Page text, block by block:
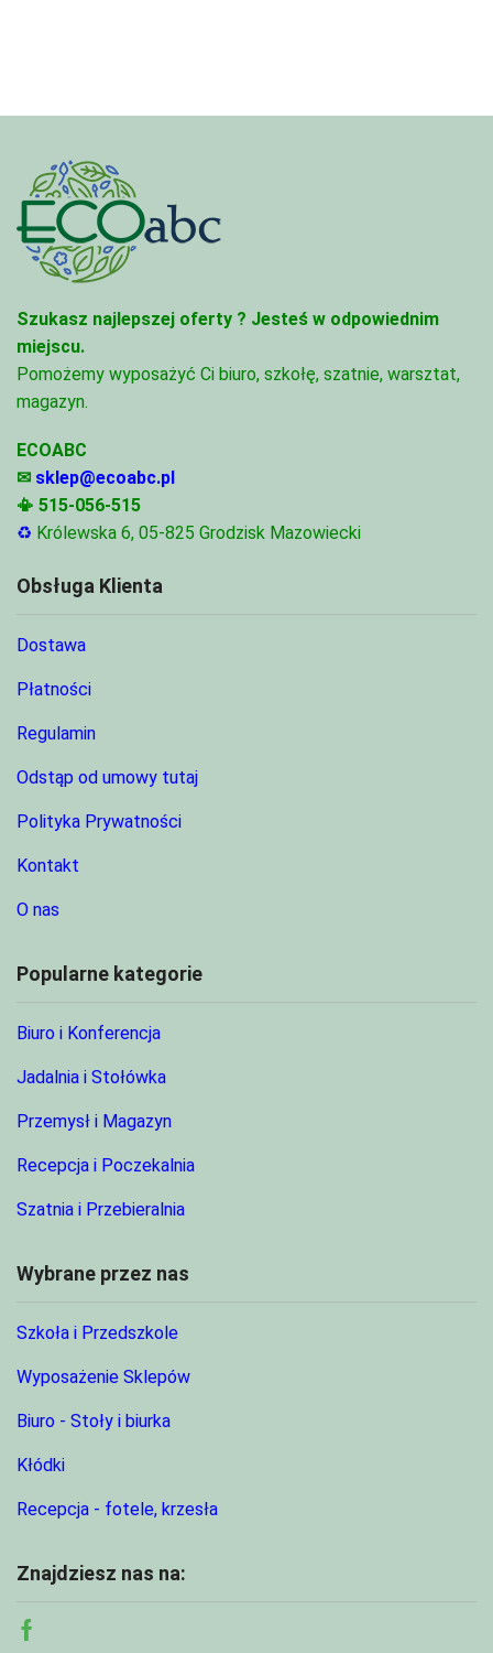
610,00 zł
Szukasz najlepszej oferty ? Jesteś w odpowiednim
miejscu.
Pomożemy wyposażyć Ci biuro, szkołę, szatnie, warsztat,
magazyn.
ECOABC
✉ sklep@ecoabc.pl
📳 515-056-515
♻ Królewska 6, 05-825 Grodzisk Mazowiecki
Obsługa Klienta
Dostawa
Płatności
Regulamin
Odstąp od umowy tutaj
Polityka Prywatności
Kontakt
O nas
Popularne kategorie
Biuro i Konferencja
Jadalnia i Stołówka
Przemysł i Magazyn
Recepcja i Poczekalnia
Szatnia i Przebieralnia
Wybrane przez nas
Szkoła i Przedszkole
Wyposażenie Sklepów
Biuro - Stoły i biurka
Kłódki
Recepcja - fotele, krzesła
Znajdziesz nas na:
Facebook